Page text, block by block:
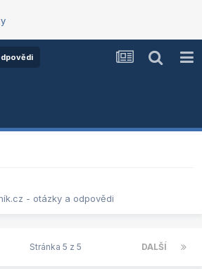
- otázky a odpovědi
DALŠÍ
Stránka 5 z 5